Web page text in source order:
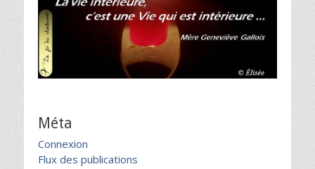
Méta
Connexion
Flux des publications